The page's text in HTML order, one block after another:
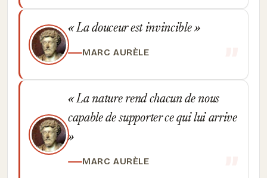
La douceur est invincible
MARC AURÈLE
La nature rend chacun de nous
capable de supporter ce qui lui arrive
MARC AURÈLE